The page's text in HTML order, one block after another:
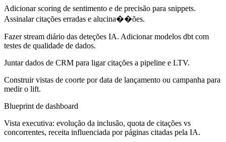
Adicionar scoring de sentimento e de precisão para snippets.
Assinalar citações erradas e alucina��ões.
Fazer stream diário das deteções IA. Adicionar modelos dbt com
testes de qualidade de dados.
Juntar dados de CRM para ligar citações a pipeline e LTV.
Construir vistas de coorte por data de lançamento ou campanha para
medir o lift.
Blueprint de dashboard
Vista executiva: evolução da inclusão, quota de citações vs
concorrentes, receita influenciada por páginas citadas pela IA.